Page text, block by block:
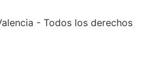
- Todos los derechos